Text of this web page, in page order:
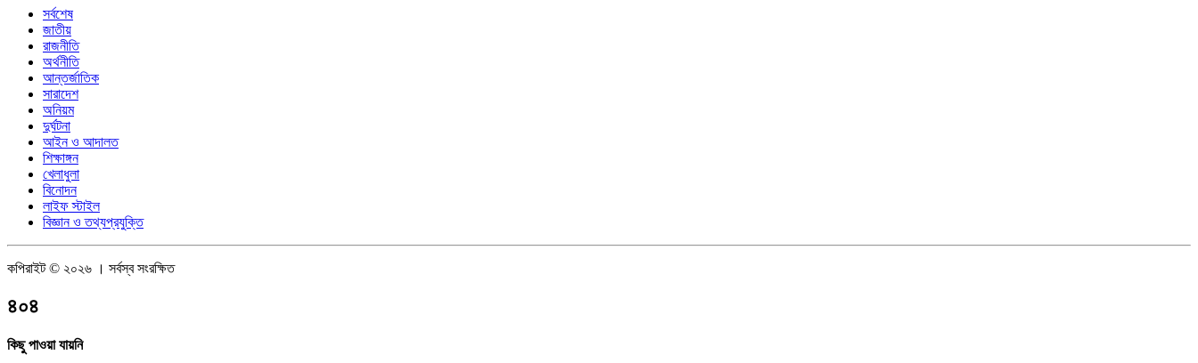
সর্বশেষ
জাতীয়
রাজনীতি
অর্থনীতি
আন্তর্জাতিক
সারাদেশ
অনিয়ম
দুর্ঘটনা
আইন ও আদালত
শিক্ষাঙ্গন
খেলাধুলা
বিনোদন
লাইফ স্টাইল
বিজ্ঞান ও তথ্যপ্রযুক্তি
কপিরাইট © ২০২৬ । সর্বস্ব সংরক্ষিত
৪০৪
কিছু পাওয়া যায়নি